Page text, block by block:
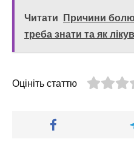
Читати
Причини болю
треба знати та як
Оцініть статтю